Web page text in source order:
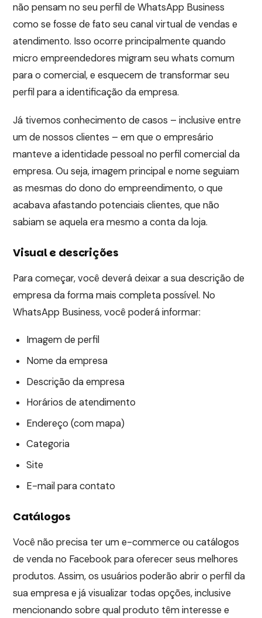
não pensam no seu perfil de WhatsApp Business
como se fosse de fato seu canal virtual de vendas e
atendimento. Isso ocorre principalmente quando
micro empreendedores migram seu whats comum
para o comercial, e esquecem de transformar seu
perfil para a identificação da empresa.
Já tivemos conhecimento de casos – inclusive entre
um de nossos clientes – em que o empresário
manteve a identidade pessoal no perfil comercial da
empresa. Ou seja, imagem principal e nome seguiam
as mesmas do dono do empreendimento, o que
acabava afastando potenciais clientes, que não
sabiam se aquela era mesmo a conta da loja.
Visual e descrições
Para começar, você deverá deixar a sua descrição de
empresa da forma mais completa possível. No
WhatsApp Business, você poderá informar:
Imagem de perfil
Nome da empresa
Descrição da empresa
Horários de atendimento
Endereço (com mapa)
Categoria
Site
E-mail para contato
Catálogos
Você não precisa ter um e-commerce ou catálogos
de venda no Facebook para oferecer seus melhores
produtos. Assim, os usuários poderão abrir o perfil da
sua empresa e já visualizar todas opções, inclusive
mencionando sobre qual produto têm interesse e